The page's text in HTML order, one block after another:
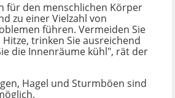
für den menschlichen Körper
zu einer Vielzahl von
führen. Vermeiden Sie
trinken Sie ausreichend
die Innenräume kühl", rät der
Hagel und Sturmböen sind